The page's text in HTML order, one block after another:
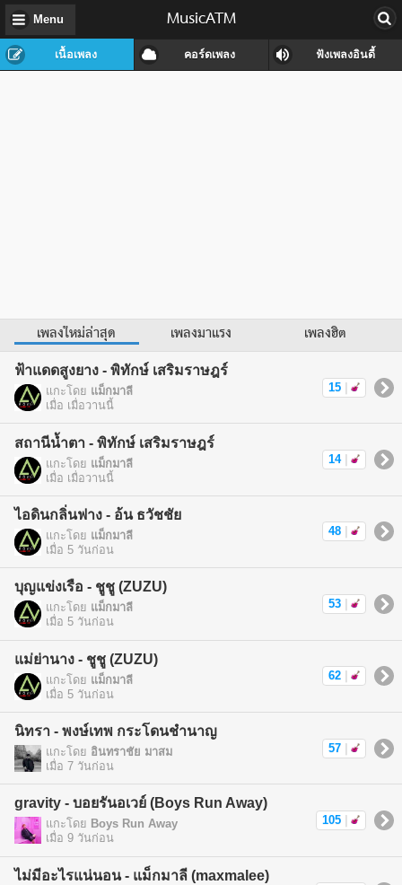
Menu MusicATM
เนื้อเพลง คอร์ดเพลง ฟังเพลงอินดี้
เพลงใหม่ล่าสุด เพลงมาแรง เพลงฮิต
ฟ้าแดดสูงยาง - พิทักษ์ เสริมราษฎร์
แกะโดย แม็กมาลี
เมื่อ เมื่อวานนี้
15
สถานีน้ำตา - พิทักษ์ เสริมราษฎร์
แกะโดย แม็กมาลี
เมื่อ เมื่อวานนี้
14
ไอดินกลิ่นฟาง - อ้น ธวัชชัย
แกะโดย แม็กมาลี
เมื่อ 5 วันก่อน
48
บุญแข่งเรือ - ชูชู (ZUZU)
แกะโดย แม็กมาลี
เมื่อ 5 วันก่อน
53
แม่ย่านาง - ชูชู (ZUZU)
แกะโดย แม็กมาลี
เมื่อ 5 วันก่อน
62
นิทรา - พงษ์เทพ กระโดนชำนาญ
แกะโดย อินทราชัย มาสม
เมื่อ 7 วันก่อน
57
gravity - บอยรันอเวย์ (Boys Run Away)
แกะโดย Boys Run Away
เมื่อ 9 วันก่อน
105
ไม่มีอะไรแน่นอน - แม็กมาลี (maxmalee)